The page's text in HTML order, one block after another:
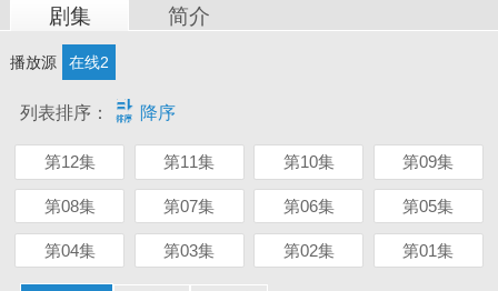
剧集 简介
播放源 在线2
列表排序：  降序
第12集 第11集 第10集 第09集
第08集 第07集 第06集 第05集
第04集 第03集 第02集 第01集